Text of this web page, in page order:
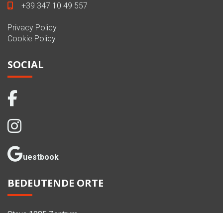
+39 347 10 49 557
Privacy Policy
Cookie Policy
SOCIAL
uestbook
BEDEUTENDE ORTE